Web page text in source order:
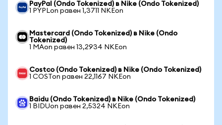
PayPal (Ondo Tokenized) в Nike (Ondo Tokenized)
1 PYPLon равен 1,3711 NKEon
Mastercard (Ondo Tokenized) в Nike (Ondo
Tokenized)
1 MAon равен 13,2934 NKEon
Costco (Ondo Tokenized) в Nike (Ondo Tokenized)
1 COSTon равен 22,1167 NKEon
Baidu (Ondo Tokenized) в Nike (Ondo Tokenized)
1 BIDUon равен 2,5324 NKEon